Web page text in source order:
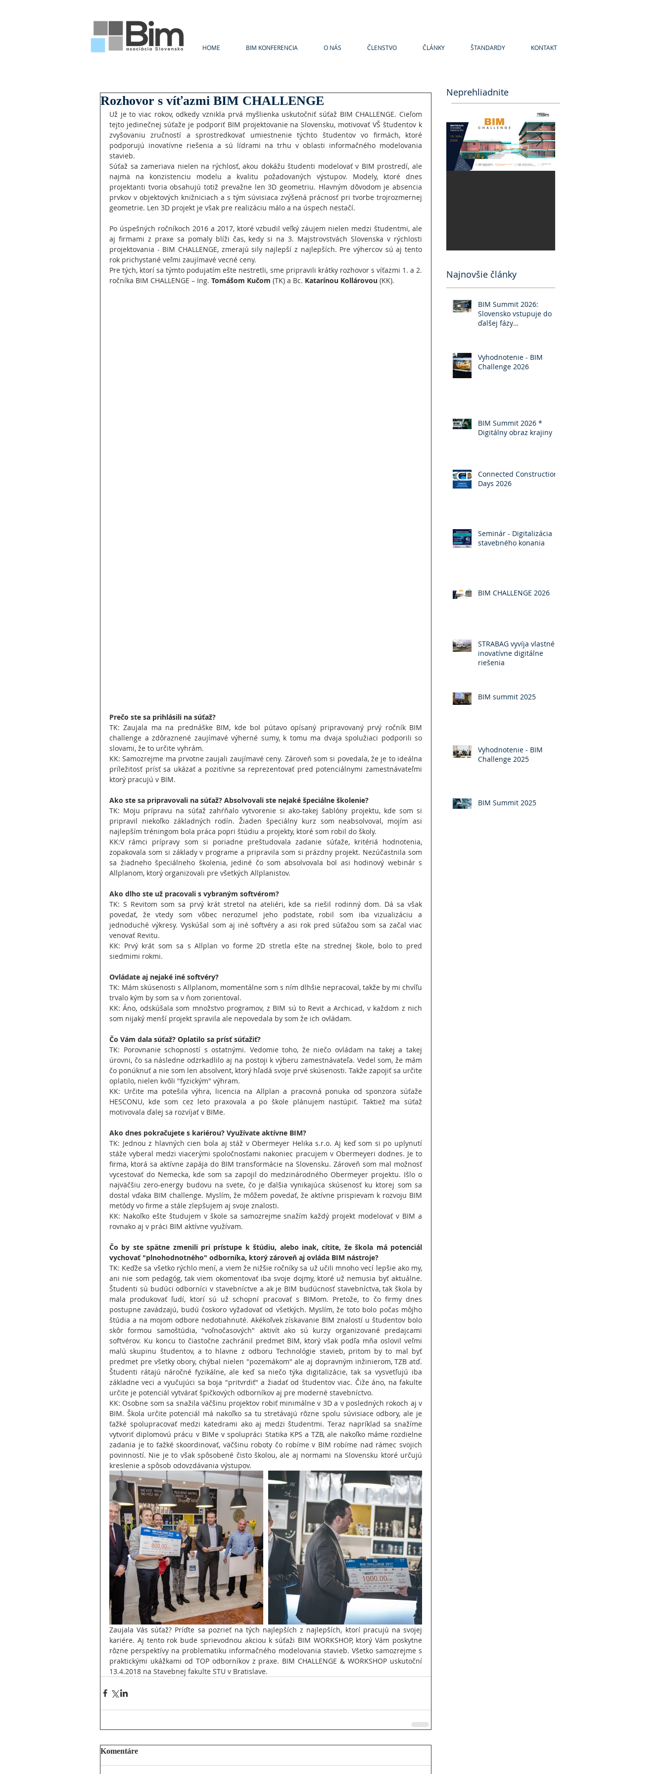
HOME BIM KONFERENCIA O NÁS ČLENSTVO ČLÁNKY ŠTANDARDY KONTAKT
Rozhovor s víťazmi BIM CHALLENGE
Už je to viac rokov, odkedy vznikla prvá myšlienka uskutočniť súťaž BIM CHALLENGE. Cieľom
tejto jedinečnej súťaže je podporiť BIM projektovanie na Slovensku, motivovať VŠ študentov k
zvyšovaniu zručností a sprostredkovať umiestnenie týchto študentov vo firmách, ktoré
podporujú inovatívne riešenia a sú lídrami na trhu v oblasti informačného modelovania
stavieb.
Súťaž sa zameriava nielen na rýchlosť, akou dokážu študenti modelovať v BIM prostredí, ale
najmä na konzistenciu modelu a kvalitu požadovaných výstupov. Modely, ktoré dnes
projektanti tvoria obsahujú totiž prevažne len 3D geometriu. Hlavným dôvodom je absencia
prvkov v objektových knižniciach a s tým súvisiaca zvýšená prácnosť pri tvorbe trojrozmernej
geometrie. Len 3D projekt je však pre realizáciu málo a na úspech nestačí.
Po úspešných ročníkoch 2016 a 2017, ktoré vzbudil veľký záujem nielen medzi študentmi, ale
aj firmami z praxe sa pomaly blíži čas, kedy si na 3. Majstrovstvách Slovenska v rýchlosti
projektovania - BIM CHALLENGE, zmerajú sily najlepší z najlepších. Pre výhercov sú aj tento
rok prichystané veľmi zaujímavé vecné ceny.
Pre tých, ktorí sa týmto podujatím ešte nestretli, sme pripravili krátky rozhovor s víťazmi 1. a 2.
ročníka BIM CHALLENGE – Ing. Tomášom Kučom (TK) a Bc. Katarínou Kollárovou (KK).
Prečo ste sa prihlásili na súťaž?
TK: Zaujala ma na prednáške BIM, kde bol pútavo opísaný pripravovaný prvý ročník BIM
challenge a zdôraznené zaujímavé výherné sumy, k tomu ma dvaja spolužiaci podporili so
slovami, že to určite vyhrám.
KK: Samozrejme ma prvotne zaujali zaujímavé ceny. Zároveň som si povedala, že je to ideálna
príležitosť prísť sa ukázať a pozitívne sa reprezentovať pred potenciálnymi zamestnávateľmi
ktorý pracujú v BIM.
Ako ste sa pripravovali na súťaž? Absolvovali ste nejaké špeciálne školenie?
TK: Moju prípravu na súťaž zahŕňalo vytvorenie si ako-takej šablóny projektu, kde som si
pripravil niekoľko základných rodín. Žiaden špeciálny kurz som neabsolvoval, mojím asi
najlepším tréningom bola práca popri štúdiu a projekty, ktoré som robil do školy.
KK:V rámci prípravy som si poriadne preštudovala zadanie súťaže, kritériá hodnotenia,
zopakovala som si základy v programe a pripravila som si prázdny projekt. Nezúčastnila som
sa žiadneho špeciálneho školenia, jediné čo som absolvovala bol asi hodinový webinár s
Allplanom, ktorý organizovali pre všetkých Allplanistov.
Ako dlho ste už pracovali s vybraným softvérom?
TK: S Revitom som sa prvý krát stretol na ateliéri, kde sa riešil rodinný dom. Dá sa však
povedať, že vtedy som vôbec nerozumel jeho podstate, robil som iba vizualizáciu a
jednoduché výkresy. Vyskúšal som aj iné softvéry a asi rok pred súťažou som sa začal viac
venovať Revitu.
KK: Prvý krát som sa s Allplan vo forme 2D stretla ešte na strednej škole, bolo to pred
siedmimi rokmi.
Ovládate aj nejaké iné softvéry?
TK: Mám skúsenosti s Allplanom, momentálne som s ním dlhšie nepracoval, takže by mi chvíľu
trvalo kým by som sa v ňom zorientoval.
KK: Áno, odskúšala som množstvo programov, z BIM sú to Revit a Archicad, v každom z nich
som nijaký menší projekt spravila ale nepovedala by som že ich ovládam.
Čo Vám dala súťaž? Oplatilo sa prísť súťažiť?
TK: Porovnanie schopností s ostatnými. Vedomie toho, že niečo ovládam na takej a takej
úrovni, čo sa následne odzrkadlilo aj na postoji k výberu zamestnávateľa. Vedel som, že mám
čo ponúknuť a nie som len absolvent, ktorý hľadá svoje prvé skúsenosti. Takže zapojiť sa určite
oplatilo, nielen kvôli "fyzickým" výhram.
KK: Určite ma potešila výhra, licencia na Allplan a pracovná ponuka od sponzora súťaže
HESCONU, kde som cez leto praxovala a po škole plánujem nastúpiť. Taktiež ma súťaž
motivovala ďalej sa rozvíjať v BIMe.
Ako dnes pokračujete s kariérou? Využívate aktívne BIM?
TK: Jednou z hlavných cien bola aj stáž v Obermeyer Helika s.r.o. Aj keď som si po uplynutí
stáže vyberal medzi viacerými spoločnosťami nakoniec pracujem v Obermeyeri dodnes. Je to
firma, ktorá sa aktívne zapája do BIM transformácie na Slovensku. Zároveň som mal možnosť
vycestovať do Nemecka, kde som sa zapojil do medzinárodného Obermeyer projektu. Išlo o
najväčšiu zero-energy budovu na svete, čo je ďalšia vynikajúca skúsenosť ku ktorej som sa
dostal vďaka BIM challenge. Myslím, že môžem povedať, že aktívne prispievam k rozvoju BIM
metódy vo firme a stále zlepšujem aj svoje znalosti.
KK: Nakoľko ešte študujem v škole sa samozrejme snažím každý projekt modelovať v BIM a
rovnako aj v práci BIM aktívne využívam.
Čo by ste spätne zmenili pri prístupe k štúdiu, alebo inak, cítite, že škola má potenciál
vychovať "plnohodnotného" odborníka, ktorý zároveň aj ovláda BIM nástroje?
TK: Keďže sa všetko rýchlo mení, a viem že nižšie ročníky sa už učili mnoho vecí lepšie ako my,
ani nie som pedagóg, tak viem okomentovať iba svoje dojmy, ktoré už nemusia byť aktuálne.
Študenti sú budúci odborníci v stavebníctve a ak je BIM budúcnosť stavebníctva, tak škola by
mala produkovať ľudí, ktorí sú už schopní pracovať s BIMom. Pretože, to čo firmy dnes
postupne zavádzajú, budú čoskoro vyžadovať od všetkých. Myslím, že toto bolo počas môjho
štúdia a na mojom odbore nedotiahnuté. Akékoľvek získavanie BIM znalostí u študentov bolo
skôr formou samoštúdia, "voľnočasových" aktivít ako sú kurzy organizované predajcami
softvérov. Ku koncu to čiastočne zachránil predmet BIM, ktorý však podľa mňa oslovil veľmi
malú skupinu študentov, a to hlavne z odboru Technológie stavieb, pritom by to mal byť
predmet pre všetky obory, chýbal nielen "pozemákom" ale aj dopravným inžinierom, TZB atď.
Študenti rátajú náročné fyzikálne, ale keď sa niečo týka digitalizácie, tak sa vysvetľujú iba
základne veci a vyučujúci sa boja "pritvrdiť" a žiadať od študentov viac. Čiže áno, na fakulte
určite je potenciál vytvárať špičkových odborníkov aj pre moderné stavebníctvo.
KK: Osobne som sa snažila väčšinu projektov robiť minimálne v 3D a v posledných rokoch aj v
BIM. Škola určite potenciál má nakoľko sa tu stretávajú rôzne spolu súvisiace odbory, ale je
ťažké spolupracovať medzi katedrami ako aj medzi študentmi. Teraz napríklad sa snažíme
vytvoriť diplomovú prácu v BIMe v spolupráci Statika KPS a TZB, ale nakoľko máme rozdielne
zadania je to ťažké skoordinovať, väčšinu roboty čo robíme v BIM robíme nad rámec svojich
povinností. Nie je to však spôsobené čisto školou, ale aj normami na Slovensku ktoré určujú
kreslenie a spôsob odovzdávania výstupov.
Zaujala Vás súťaž? Príďte sa pozrieť na tých najlepších z najlepších, ktorí pracujú na svojej
kariére. Aj tento rok bude sprievodnou akciou k súťaži BIM WORKSHOP, ktorý Vám poskytne
rôzne perspektívy na problematiku informačného modelovania stavieb. Všetko samozrejme s
praktickými ukážkami od TOP odborníkov z praxe. BIM CHALLENGE & WORKSHOP uskutoční
13.4.2018 na Stavebnej fakulte STU v Bratislave.
Komentáre
Neprehliadnite
Najnovšie články
BIM Summit 2026:
Slovensko vstupuje do
ďalšej fázy
Vyhodnotenie - BIM
Challenge 2026
BIM Summit 2026 *
Digitálny obraz krajiny
Connected Construction
Days 2026
Seminár - Digitalizácia
stavebného konania
BIM CHALLENGE 2026
STRABAG vyvíja vlastné
inovatívne digitálne
riešenia
BIM summit 2025
Vyhodnotenie - BIM
Challenge 2025
BIM Summit 2025